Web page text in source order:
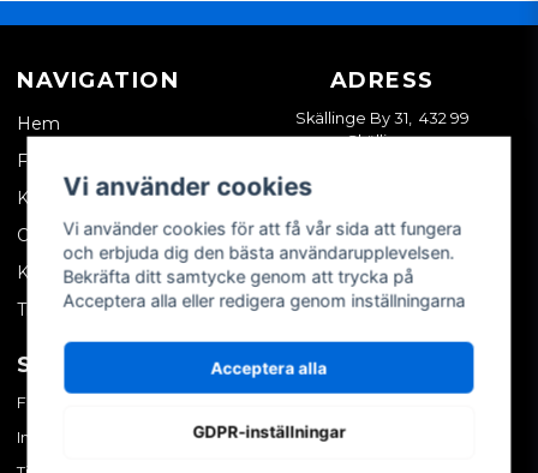
NAVIGATION
Hem
Företagskund
Kontakta oss
Om oss
Köpvillkor
Tips & trix
ADRESS
Skällinge By 31, 432 99
Skällinge
SOCIALA MEDIER
Facebook
Instagram
MITT KONTO
Skapa konto
Vi använder cookies
Vi använder cookies för att få vår sida att fungera
och erbjuda dig den bästa användarupplevelsen.
Bekräfta ditt samtycke genom att trycka på
Acceptera alla eller redigera genom inställningarna
Acceptera alla
GDPR-inställningar